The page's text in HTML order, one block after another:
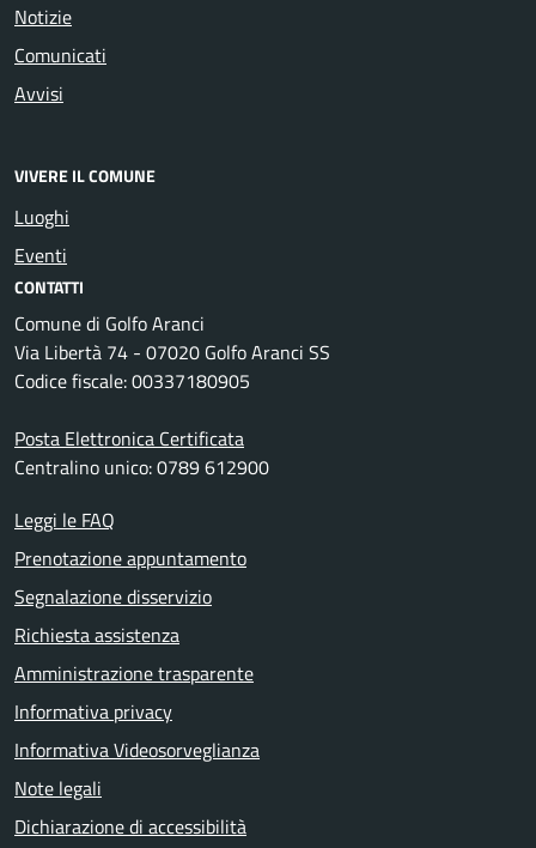
Notizie
Comunicati
Avvisi
VIVERE IL COMUNE
Luoghi
Eventi
CONTATTI
Comune di Golfo Aranci
Via Libertà 74 - 07020 Golfo Aranci SS
Codice fiscale: 00337180905
Posta Elettronica Certificata
Centralino unico: 0789 612900
Leggi le FAQ
Prenotazione appuntamento
Segnalazione disservizio
Richiesta assistenza
Amministrazione trasparente
Informativa privacy
Informativa Videosorveglianza
Note legali
Dichiarazione di accessibilità